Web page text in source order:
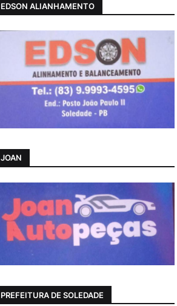
EDSON ALIANHAMENTO
JOAN
PREFEITURA DE SOLEDADE